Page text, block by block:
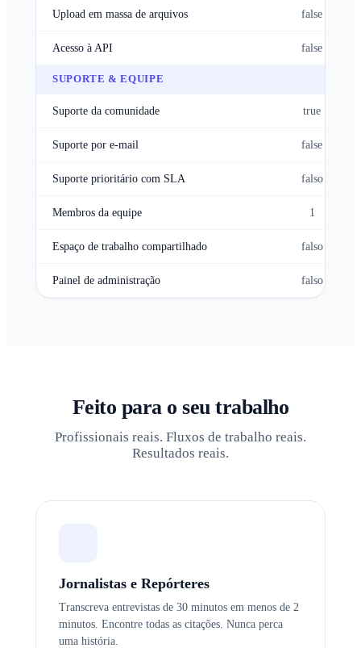
Upload em massa de arquivos false
Acesso à API false
SUPORTE & EQUIPE
Suporte da comunidade true
Suporte por e-mail false
Suporte prioritário com SLA falso
Membros da equipe 1
Espaço de trabalho compartilhado falso
Painel de administração falso
Feito para o seu trabalho
Profissionais reais. Fluxos de trabalho reais.
Resultados reais.
Jornalistas e Repórteres
Transcreva entrevistas de 30 minutos em menos de 2
minutos. Encontre todas as citações. Nunca perca
uma história.